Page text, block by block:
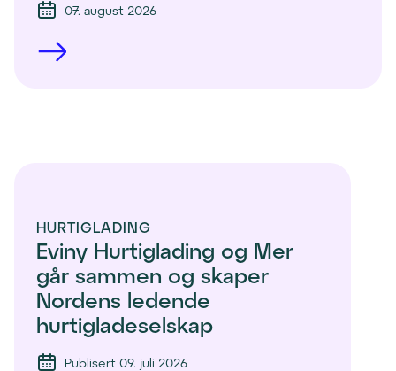
07. august 2026
HURTIGLADING
Eviny Hurtiglading og Mer
går sammen og skaper
Nordens ledende
hurtigladeselskap
Publisert 09. juli 2026